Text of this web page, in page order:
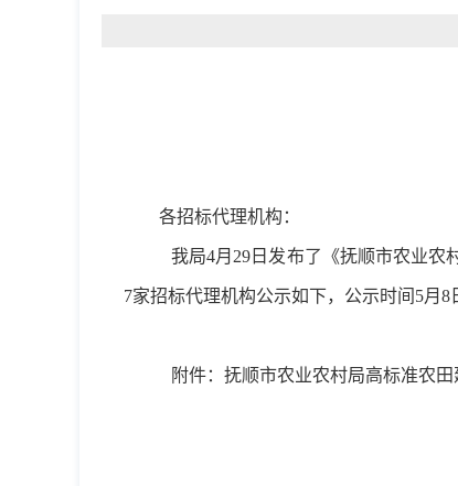
各招标代理机构：
我局4月29日发布了《抚顺市农业农
7家招标代理机构公示如下，公示时间 5月8
附件：抚顺市农业农村局高标准农